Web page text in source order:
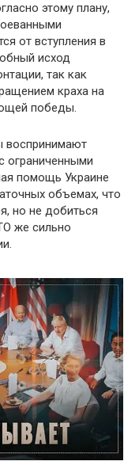
этому плану,
от вступления в
исход
так как
краха на
победы.
воспринимают
ограниченными
помощь Украине
объемах, что
но не добиться
же сильно